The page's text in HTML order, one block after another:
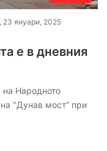
23 януари, 2025
е в дневния
на Народното
"Дунав мост“ при